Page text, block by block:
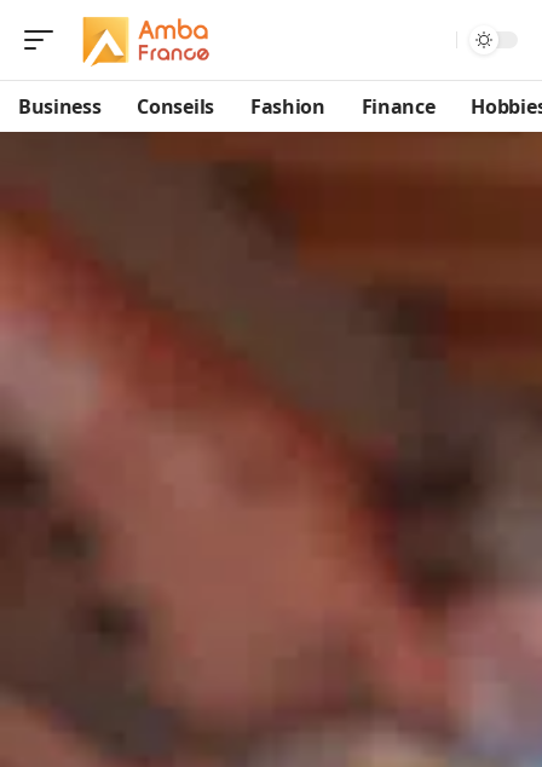
Business Conseils Fashion Finance